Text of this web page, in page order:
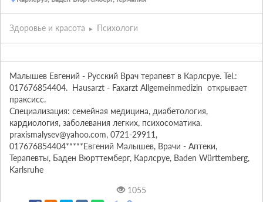
Здоровье и красота Психологи
Малышев Евгений - Русский Врач терапевт в Карлсруе. Tel.:
017676854404.  Hausarzt - Faxarzt Allgemeinmedizin  открывает
праксисс.
Специализация: семейная медицина, диабетология,
кардиология, заболевания легких, психосоматика.
praxismalysev@yahoo.com, 0721-29911,
017676854404*****Евгений Малышев, Врачи - Аптеки,
Терапевты, Баден Вюрттемберг, Карлсруе, Baden Württemberg,
Karlsruhe
1055